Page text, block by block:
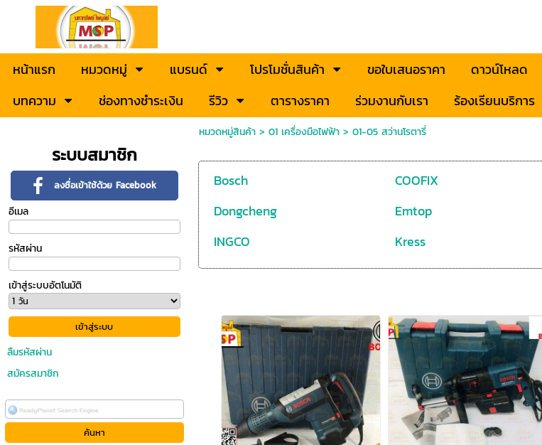
หน้าแรก หมวดหมู่ แบรนด์ โปรโมชั่นสินค้า ขอใบเสนอราคา ดาวน์โหลด
บทความ
ช่องทางชำระเงิน รีวิว ตารางราคา ร่วมงานกับเรา ร้องเรียนบริการ
ระบบสมาชิก
ลงชื่อเข้าใช้ด้วย Facebook
อีเมล
รหัสผ่าน
เข้าสู่ระบบอัตโนมัติ
ลืมรหัสผ่าน
สมัครสมาชิก
หมวดหมู่สินค้า> 01 เครื่องมือไฟฟ้า> 01-05 สว่านโรตารี่
Bosch COOFIX
Dongcheng
Emtop
INGCO
Kress
POWERTEX
Puma